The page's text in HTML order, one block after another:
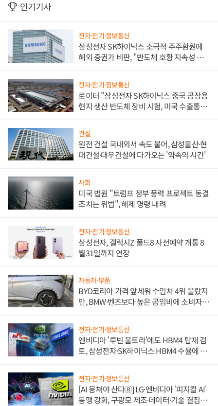
인기기사
전자·전기·정보통신
삼성전자 SK하이닉스 소극적 주주환원에
해외 증권가 비판, "반도체 호황 지속성 의
전자·전기·정보통신
로이터 "삼성전자 SK하이닉스 중국 공장용
현지 생산 반도체 장비 시험, 미국 수출통제
건설
원전 건설 국내외서 속도 붙어, 삼성물산·현
대건설·대우건설에 다가오는 '약속의 시간'
사회
미국 법원 "트럼프 정부 풍력 프로젝트 동결
조치는 위법", 해제 명령 내려
전자·전기·정보통신
삼성전자, 갤럭시Z 폴드8 사전예약 개통 8
월31일까지 연장
자동차·부품
BYD코리아 가격 앞세워 수입차 4위 올랐지
만, BMW·벤츠보다 높은 공임비에 소비자
전자·전기·정보통신
엔비디아 '루빈 울트라'에도 HBM4 탑재 검
토, 삼성전자·SK하이닉스 HBM4 수율에 주
전자·전기·정보통신
[AI 뭉쳐야 산다⑧] LG·엔비디아 '피지컬 AI'
동맹 강화, 구광모 제조·데이터·기술 결집